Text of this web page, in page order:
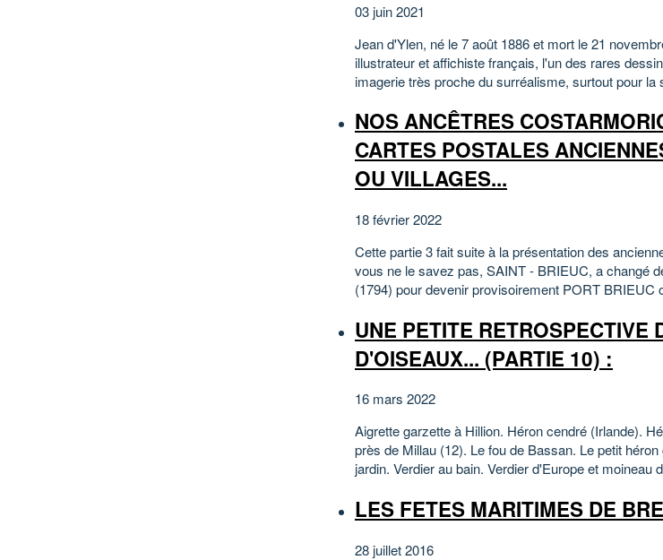
03 juin 2021
Jean d'Ylen, né le 7 août 1886 et mort le 21
illustrateur et affichiste français, l'un des rares
imagerie très proche du surréalisme, surtout pour la
NOS ANCÊTRES
CARTES POSTALES
OU VILLAGES...
18 février 2022
Cette partie 3 fait suite à la présentation des
vous ne le savez pas, SAINT - BRIEUC, a changé
(1794) pour devenir provisoirement PORT BRIEUC
UNE PETITE RETROSPECTIVE
D'OISEAUX... (PARTIE 10) :
16 mars 2022
Aigrette garzette à Hillion. Héron cendré (Irlande).
près de Millau (12). Le fou de Bassan. Le petit
jardin. Verdier au bain. Verdier d'Europe et moineau
LES FETES MARITIMES DE
28 juillet 2016